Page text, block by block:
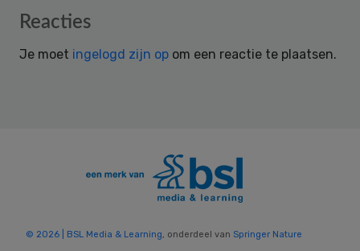
Reader
Reacties
Je moet ingelogd zijn op om een reactie te plaatsen.
© 2026 | BSL Media & Learning, onderdeel van Springer Nature